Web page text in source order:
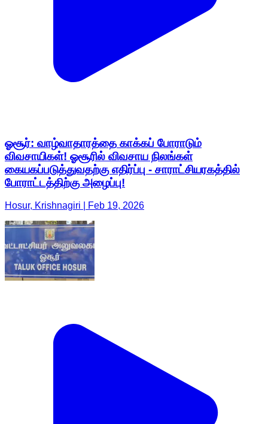
ஓசூர்: வாழ்வாதாரத்தை காக்கப் போராடும்
விவசாயிகள்! ஓசூரில் விவசாய நிலங்கள்
கையகப்படுத்துவதற்கு எதிர்ப்பு - சாராட்சியரகத்தில்
போராட்டத்திற்கு அழைப்பு!
Hosur, Krishnagiri | Feb 19, 2026